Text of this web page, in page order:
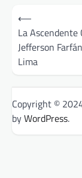
Post
navigation
⟵
La Ascendente
Jefferson
Lima
Copyright ©
byWordPress.